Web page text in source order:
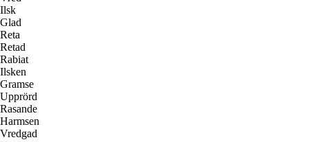
Ilsk
Glad
Reta
Retad
Rabiat
Ilsken
Gramse
Upprörd
Rasande
Harmsen
Vredgad